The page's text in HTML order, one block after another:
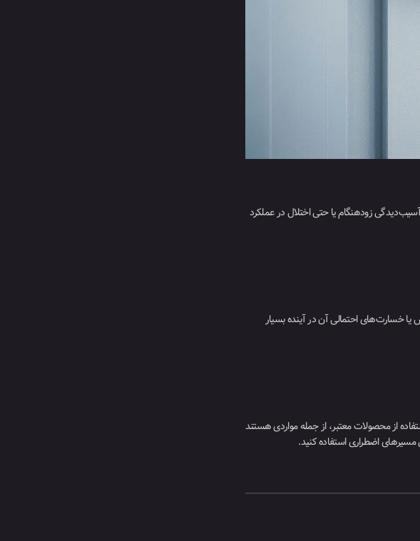
زودهنگام یا حتی اختلال در عملکرد
یا خسارت‌های احتمالی آن در آینده بسیار
از محصولات معتبر، از جمله مواردی هستند
اضطراری استفاده کنید.